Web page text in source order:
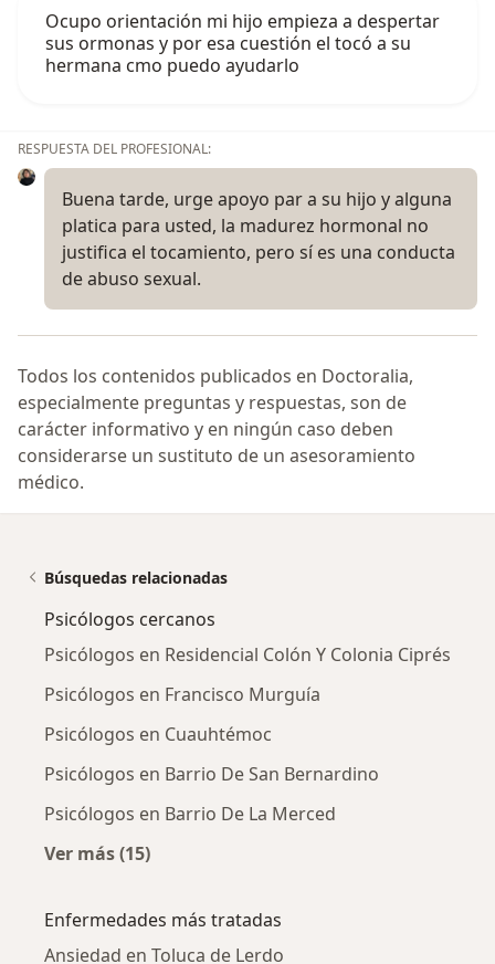
Ocupo orientación mi hijo empieza a despertar
sus ormonas y por esa cuestión el tocó a su
hermana cmo puedo ayudarlo
RESPUESTA DEL PROFESIONAL:
Buena tarde, urge apoyo par a su hijo y alguna
platica para usted, la madurez hormonal no
justifica el tocamiento, pero sí es una conducta
de abuso sexual.
Todos los contenidos publicados en Doctoralia,
especialmente preguntas y respuestas, son de
carácter informativo y en ningún caso deben
considerarse un sustituto de un asesoramiento
médico.
Búsquedas relacionadas
Psicólogos cercanos
Psicólogos en Residencial Colón Y Colonia Ciprés
Psicólogos en Francisco Murguía
Psicólogos en Cuauhtémoc
Psicólogos en Barrio De San Bernardino
Psicólogos en Barrio De La Merced
Ver más (15)
Enfermedades más tratadas
Ansiedad en Toluca de Lerdo